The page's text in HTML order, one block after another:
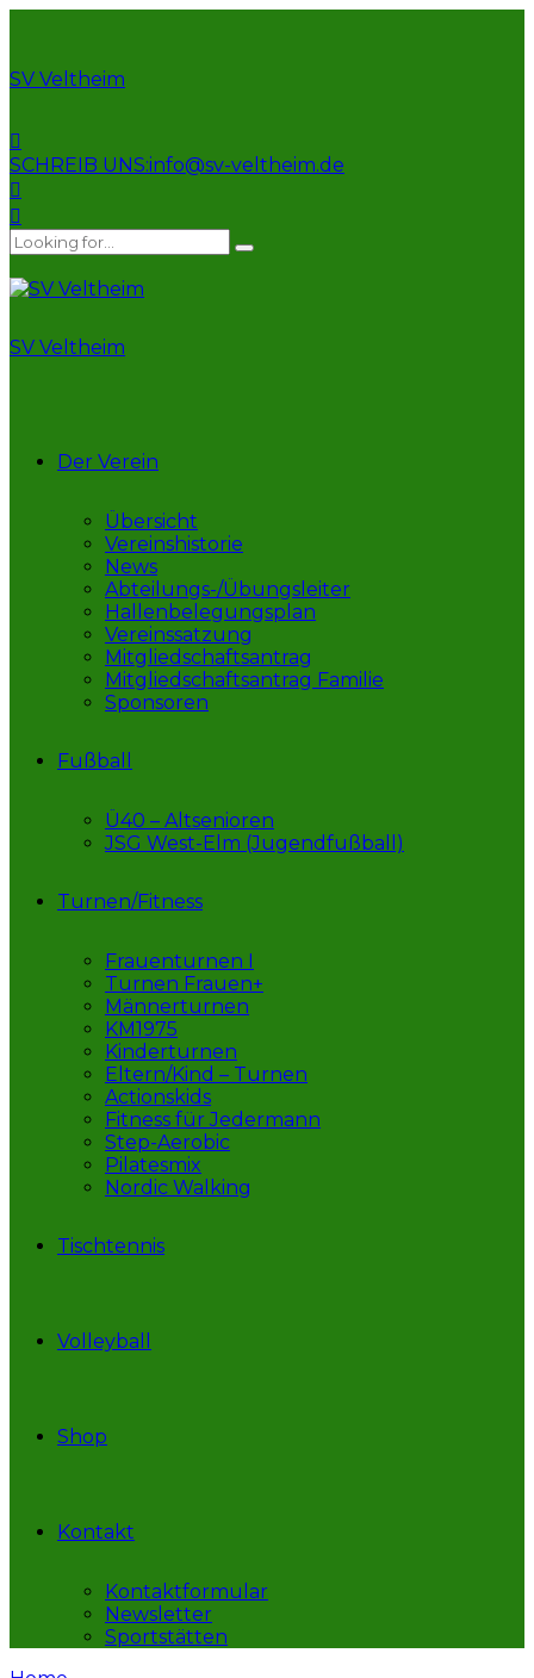
SV Veltheim
SCHREIB UNS:info@sv-veltheim.de
SV Veltheim
Der Verein
Übersicht
Vereinshistorie
News
Abteilungs-/Übungsleiter
Hallenbelegungsplan
Vereinssatzung
Mitgliedschaftsantrag
Mitgliedschaftsantrag Familie
Sponsoren
Fußball
Ü40 – Altsenioren
JSG West-Elm (Jugendfußball)
Turnen/Fitness
Frauenturnen I
Turnen Frauen+
Männerturnen
KM1975
Kinderturnen
Eltern/Kind – Turnen
Actionskids
Fitness für Jedermann
Step-Aerobic
Pilatesmix
Nordic Walking
Tischtennis
Volleyball
Shop
Kontakt
Kontaktformular
Newsletter
Sportstätten